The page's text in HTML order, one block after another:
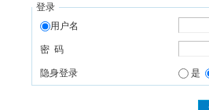
登录
用户名
密 码
隐身登录 是